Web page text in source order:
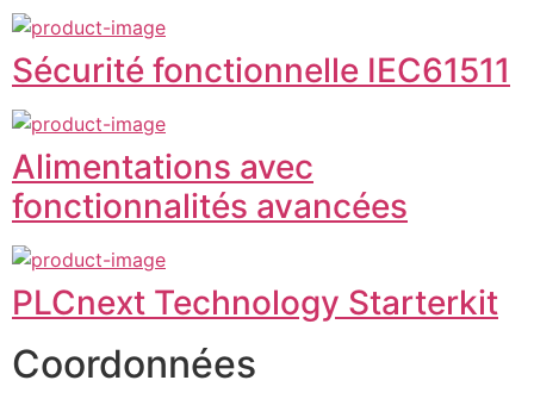
Sécurité fonctionnelle IEC61511
Alimentations avec
fonctionnalités avancées
PLCnext Technology Starterkit
Coordonnées